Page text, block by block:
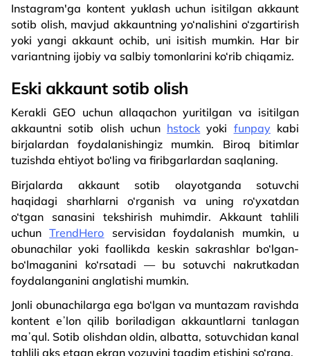
Instagram'ga kontent yuklash uchun isitilgan akkaunt
sotib olish, mavjud akkauntning yo‘nalishini o‘zgartirish
yoki yangi akkaunt ochib, uni isitish mumkin. Har bir
variantning ijobiy va salbiy tomonlarini ko‘rib chiqamiz.
Eski akkaunt sotib olish
Kerakli GEO uchun allaqachon yuritilgan va isitilgan
akkauntni sotib olish uchun hstock yoki funpaykabi
birjalardan foydalanishingiz mumkin. Biroq bitimlar
tuzishda ehtiyot bo‘ling va firibgarlardan saqlaning.
Birjalarda akkaunt sotib olayotganda sotuvchi
haqidagi sharhlarni o‘rganish va uning ro‘yxatdan
o‘tgan sanasini tekshirish muhimdir. Akkaunt tahlili
uchunTrendHero servisidan foydalanish mumkin, u
obunachilar yoki faollikda keskin sakrashlar bo‘lgan-
bo‘lmaganini ko‘rsatadi — bu sotuvchi nakrutkadan
foydalanganini anglatishi mumkin.
Jonli obunachilarga ega bo‘lgan va muntazam ravishda
kontent eʼlon qilib boriladigan akkauntlarni tanlagan
maʼqul. Sotib olishdan oldin, albatta, sotuvchidan kanal
tahlili aks etgan ekran yozuvini taqdim etishini so‘rang.